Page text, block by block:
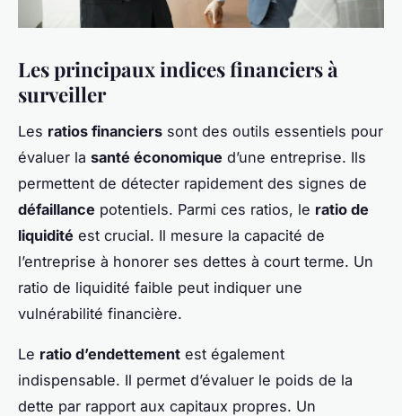
Les principaux indices financiers à
surveiller
Les ratios financiers sont des outils essentiels pour
évaluer la santé économique d’une entreprise. Ils
permettent de détecter rapidement des signes de
défaillance potentiels. Parmi ces ratios, le ratio de
liquidité est crucial. Il mesure la capacité de
l’entreprise à honorer ses dettes à court terme. Un
ratio de liquidité faible peut indiquer une
vulnérabilité financière.
Le ratio d’endettement est également
indispensable. Il permet d’évaluer le poids de la
dette par rapport aux capitaux propres. Un